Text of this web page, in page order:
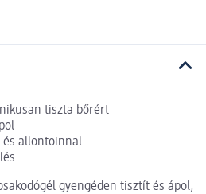
tiszta bőrért
és allontoinnal
gyengéden tisztít és ápol,